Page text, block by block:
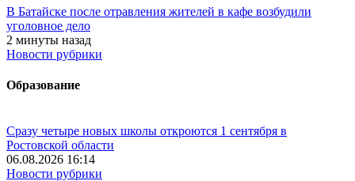
В Батайске после отравления жителей в кафе возбудили
уголовное дело
2 минуты назад
Новости рубрики
Образование
Сразу четыре новых школы откроются 1 сентября в
Ростовской области
06.08.2026 16:14
Новости рубрики